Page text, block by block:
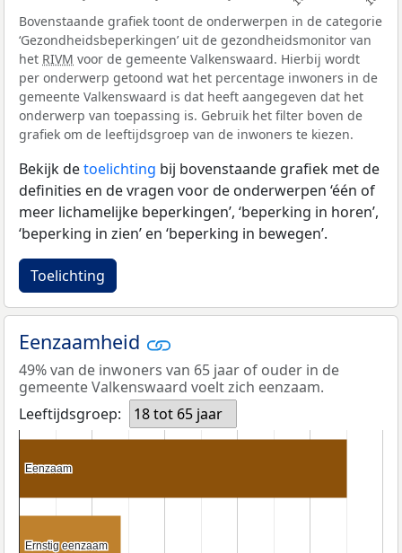
Bovenstaande grafiek toont de onderwerpen in de categorie
‘Gezondheidsbeperkingen’ uit de gezondheidsmonitor van
het RIVM voor de gemeente Valkenswaard. Hierbij wordt
per onderwerp getoond wat het percentage inwoners in de
gemeente Valkenswaard is dat heeft aangegeven dat het
onderwerp van toepassing is. Gebruik het filter boven de
grafiek om de leeftijdsgroep van de inwoners te kiezen.
Bekijk detoelichting bij bovenstaande grafiek met de
definities en de vragen voor de onderwerpen ‘één of
meer lichamelijke beperkingen’, ‘beperking in horen’,
‘beperking in zien’ en ‘beperking in bewegen’.
Toelichting
Eenzaamheid
49% van de inwoners van 65 jaar of ouder in de
gemeente Valkenswaard voelt zich eenzaam.
Leeftijdsgroep:
18 tot 65 jaar
Eenzaam
Eenzaam
Ernstig eenzaam
Ernstig eenzaam